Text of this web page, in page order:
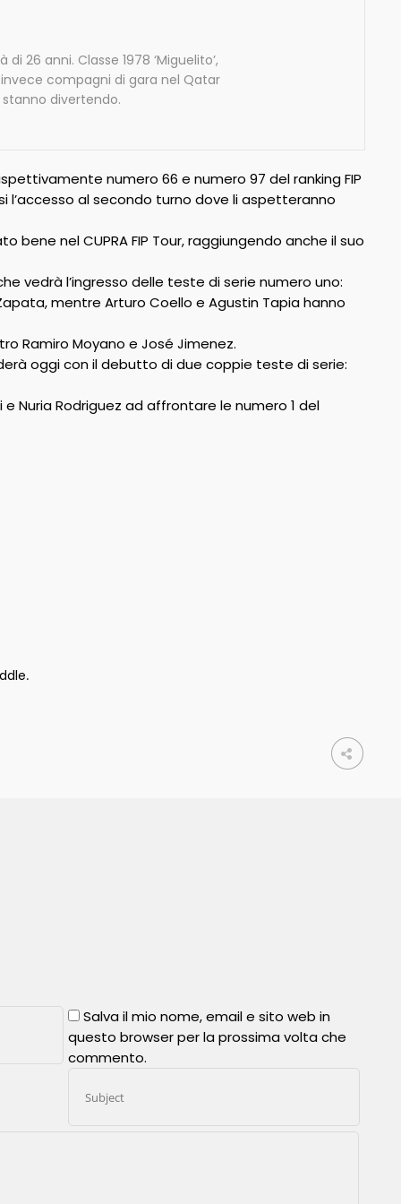
26 anni. Classe 1978 ‘Miguelito’,
compagni di gara nel Qatar
stanno divertendo.
numero 66 e numero 97 del ranking FIP
l’accesso al secondo turno dove li aspetteranno
nel CUPRA FIP Tour, raggiungendo anche il suo
vedrà l’ingresso delle teste di serie numero uno:
mentre Arturo Coello e Agustin Tapia hanno
Ramiro Moyano e José Jimenez.
oggi con il debutto di due coppie teste di serie:
Nuria Rodriguez ad affrontare le numero 1 del
.
Salva il mio nome, email e sito web in
questo browser per la prossima volta che
commento.